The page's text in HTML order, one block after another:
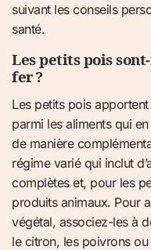
suivant les conseils
santé.
Les petits pois
fer ?
Les petits pois
parmi les aliments qui
de manière
régime varié qui inclut
complètes et, pour les
produits animaux. Pour
végétal, associez-les à
le citron, les poivrons